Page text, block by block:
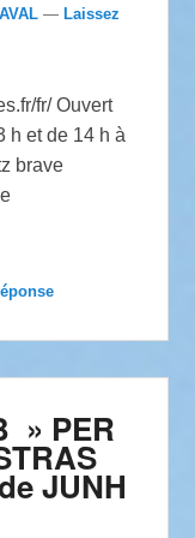
— Laissez
fr/ Ouvert
h et de 14 h à
brave
» PER
JUNH